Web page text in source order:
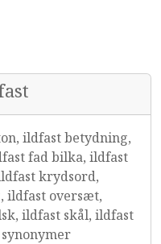
ildfast betydning,
fad bilka, ildfast
krydsord,
ildfast oversæt,
ildfast skål, ildfast